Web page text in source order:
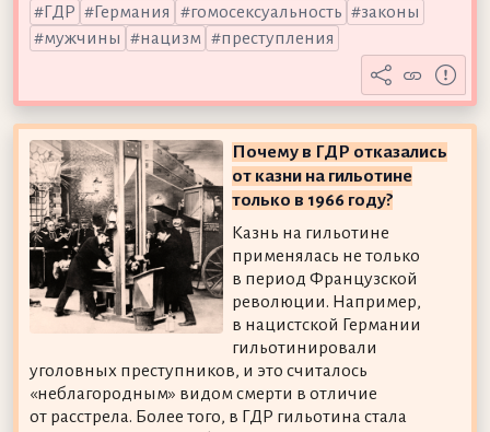
ГДР
Германия гомосексуальность
законы
мужчины
нацизм преступления
Почему в ГДР отказались
от казни на гильотине
только в 1966 году?
Казнь на гильотине
применялась не только
в период Французской
революции. Например,
в нацистской Германии
гильотинировали
уголовных преступников, и это считалось
«неблагородным» видом смерти в отличие
от расстрела. Более того, в ГДР гильотина стала